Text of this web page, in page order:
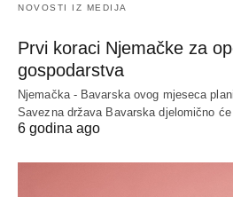
NOVOSTI IZ MEDIJA
Prvi koraci Njemačke za
gospodarstva
Njemačka - Bavarska ovog mjeseca
Savezna država Bavarska djelomično
6 godina ago